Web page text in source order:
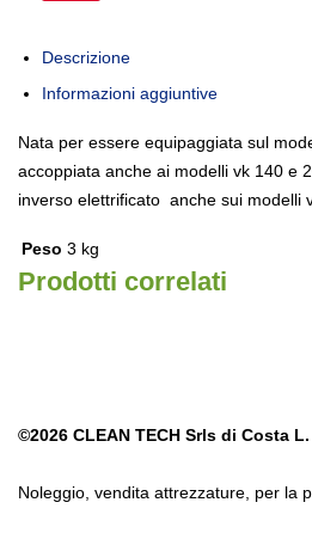
Descrizione
Informazioni aggiuntive
Nata per essere equipaggiata sul
accoppiata anche ai modelli vk 140 e
inverso elettrificato anche sui modelli
Peso 3 kg
Prodotti correlati
©2026 CLEAN TECH Srls di Costa L.
Noleggio, vendita attrezzature, per la